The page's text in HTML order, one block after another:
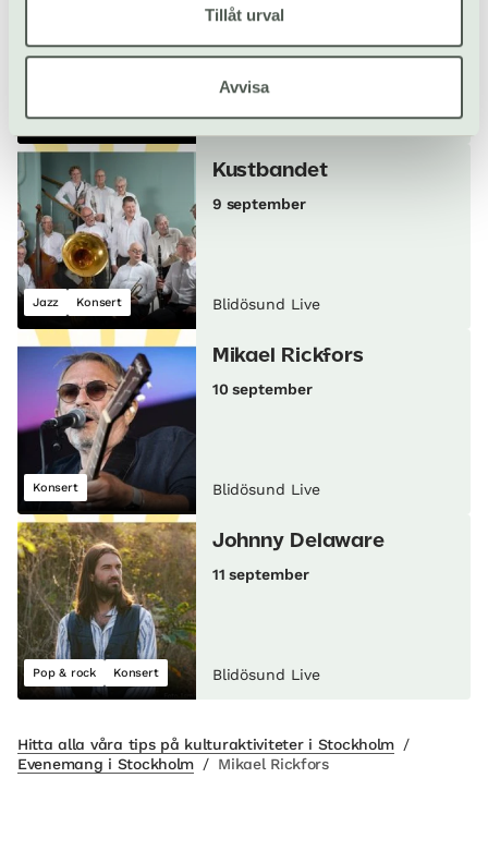
Tillåt urval
Avvisa
Country & americana
4 september
Blidösund Live
Jazz Konsert
Kustbandet
9 september
Blidösund Live
Konsert
Mikael Rickfors
10 september
Blidösund Live
Pop & rock Konsert
Johnny Delaware
11 september
Blidösund Live
Hitta alla våra tips på kulturaktiviteter i Stockholm /
Evenemang i Stockholm / Mikael Rickfors